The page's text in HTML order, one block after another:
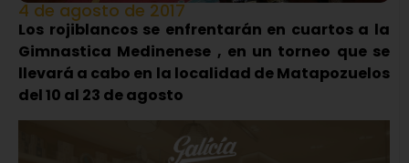
4 de agosto de 2017
Los rojiblancos se enfrentarán en cuartos a la
Gimnastica Medinenese , en un torneo que se
llevará a cabo en la localidad de Matapozuelos
del 10 al 23 de agosto